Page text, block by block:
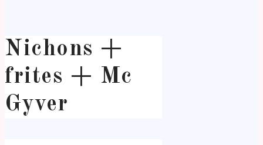
Nichons +
frites + Mc
Gyver